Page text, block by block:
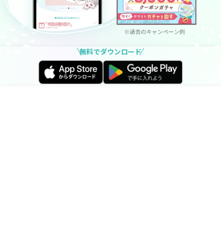
無料でダウンロード